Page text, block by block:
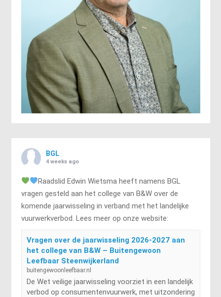
BGL
4 weeks ago
Raadslid Edwin Wietsma heeft namens BGL
vragen gesteld aan het college van B&W over de
komende jaarwisseling in verband met het landelijke
vuurwerkverbod. Lees meer op onze website:
Vragen over de jaarwisseling 2026-2027 aan
het college van B&W – Buitengewoon
Leefbaar Steenwijkerland
buitengewoonleefbaar.nl
De Wet veilige jaarwisseling voorziet in een landelijk
verbod op consumentenvuurwerk, met uitzondering